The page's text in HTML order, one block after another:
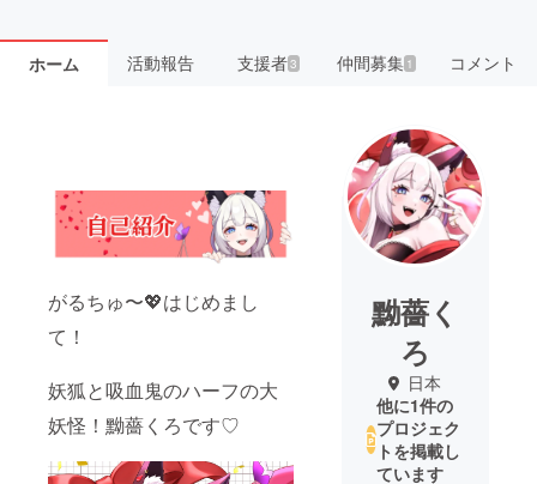
ホーム 活動報告 支援者3 仲間募集 1 コメント
がるちゅ〜💖はじめまし
て！
妖狐と吸血鬼のハーフの大
妖怪！黝薔くろです♡
黝薔く
ろ
日本
他に1件の
プロジェク
トを掲載し
ています